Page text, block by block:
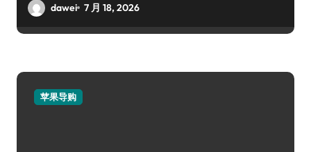
dawei 7 月 18, 2026
苹果导购